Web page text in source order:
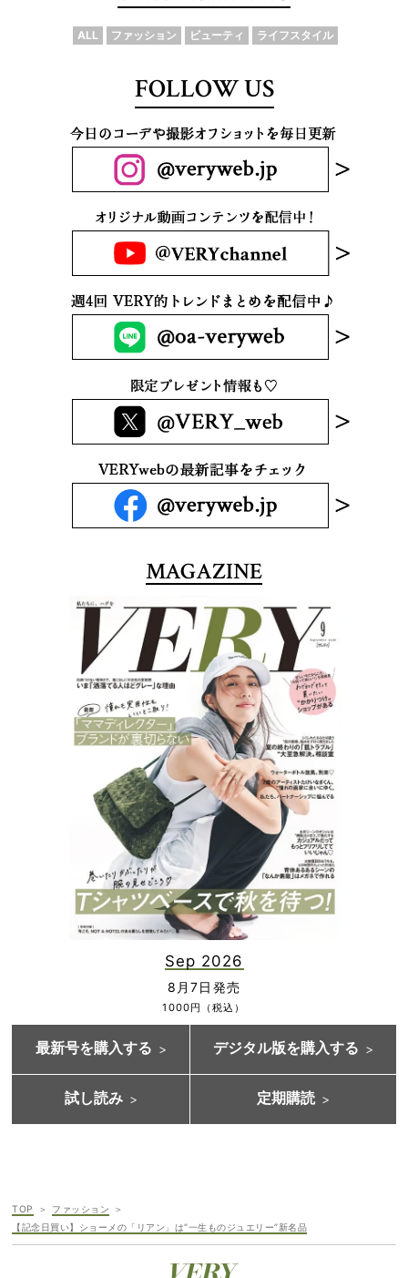
ALL ファッション ビューティ ライフスタイル
FOLLOW US
MAGAZINE
Sep 2026
8月7日発売
1000円（税込）
最新号を購入する デジタル版を購入する
試し読み 定期購読
TOP
ファッション
【記念日買い】ショーメの「リアン」は“一生ものジュエリー”新名品